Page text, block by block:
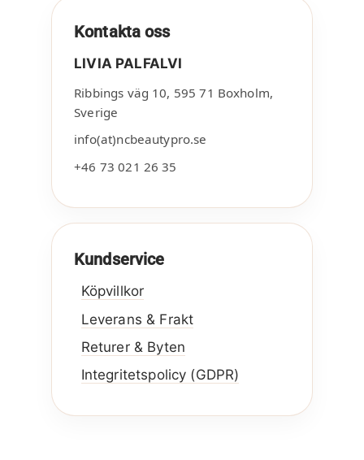
Kontakta oss
LIVIA PALFALVI
Ribbings väg 10, 595 71 Boxholm,
Sverige
info(at)ncbeautypro.se
+46 73 021 26 35
Kundservice
Köpvillkor
Leverans & Frakt
Returer & Byten
Integritetspolicy (GDPR)